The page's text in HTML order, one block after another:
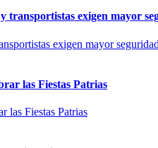
transportistas exigen mayor
las Fiestas Patrias